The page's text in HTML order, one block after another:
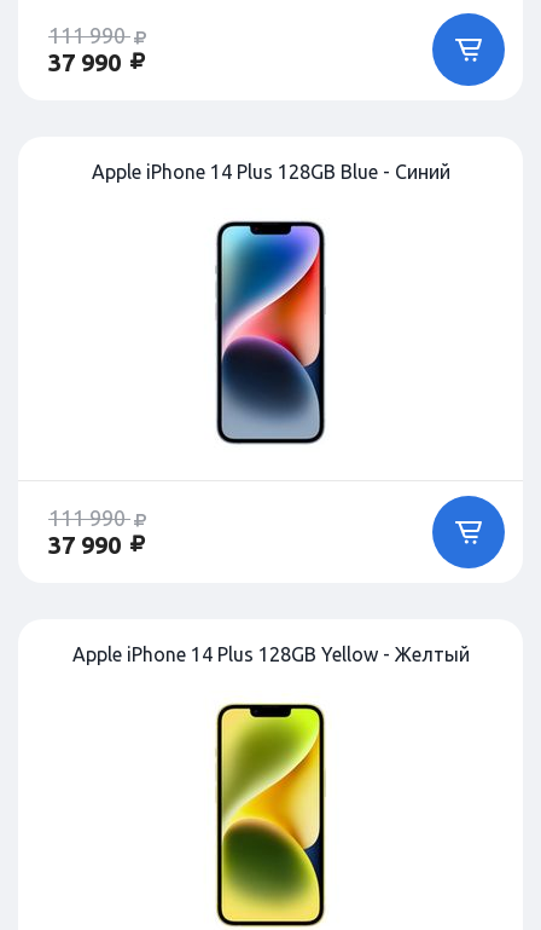
111 990
37 990
Apple iPhone 14 Plus 128GB Blue - Синий
111 990
37 990
Apple iPhone 14 Plus 128GB Yellow - Желтый